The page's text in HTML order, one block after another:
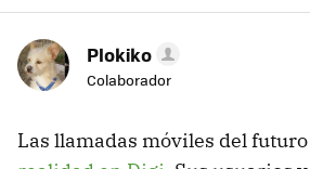
Plokiko
Colaborador
Las llamadas móviles del